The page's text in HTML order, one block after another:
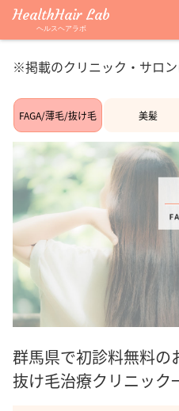
※掲載のクリニック・サロン
FAGA/薄毛/抜け毛 美髪
群馬県で初診料無料の
抜け毛治療クリニック
HealthHair Lab
ヘルスヘアラボ